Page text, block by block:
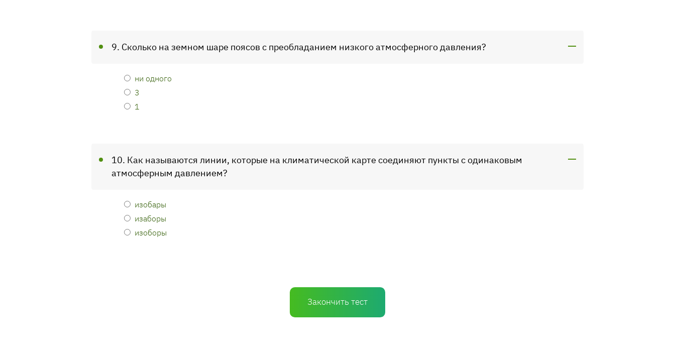
9. Сколько на земном шаре поясов с преобладанием низкого атмосферного давления?
ни одного
3
1
10. Как называются линии, которые на климатической карте соединяют пункты с одинаковым
атмосферным давлением?
изобары
изаборы
изоборы
Закончить тест